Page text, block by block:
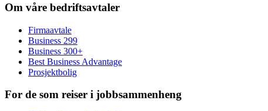
Om våre bedriftsavtaler
Firmaavtale
Business 299
Business 300+
Best Business Advantage
Prosjektbolig
For de som reiser i jobbsammenheng